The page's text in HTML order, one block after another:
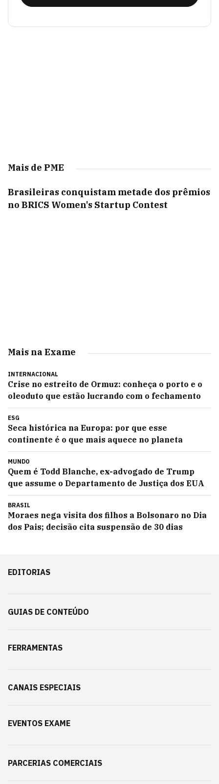
Mais de PME
Brasileiras conquistam metade dos prêmios
no BRICS Women's Startup Contest
Mais na Exame
INTERNACIONAL
Crise no estreito de Ormuz: conheça o porto e o
oleoduto que estão lucrando com o fechamento
ESG
Seca histórica na Europa: por que esse
continente é o que mais aquece no planeta
MUNDO
Quem é Todd Blanche, ex-advogado de Trump
que assume o Departamento de Justiça dos EUA
BRASIL
Moraes nega visita dos filhos a Bolsonaro no Dia
dos Pais; decisão cita suspensão de 30 dias
EDITORIAS
GUIAS DE CONTEÚDO
FERRAMENTAS
CANAIS ESPECIAIS
EVENTOS EXAME
PARCERIAS COMERCIAIS